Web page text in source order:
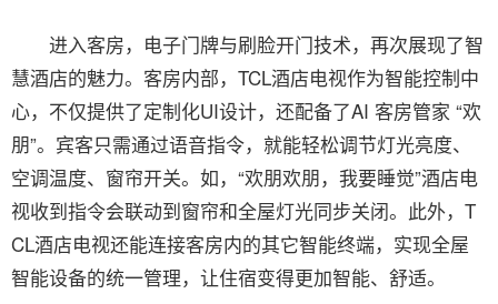
进入客房，电子门牌与刷脸开门技术，再次展现了智
慧酒店的魅力。客房内部，TCL酒店电视作为智能控制中
心，不仅提供了定制化UI设计，还配备了AI 客房管家 “欢
朋”。宾客只需通过语音指令，就能轻松调节灯光亮度、
空调温度、窗帘开关。如，“欢朋欢朋，我要睡觉”酒店电
视收到指令会联动到窗帘和全屋灯光同步关闭。此外，T
CL酒店电视还能连接客房内的其它智能终端，实现全屋
智能设备的统一管理，让住宿变得更加智能、舒适。